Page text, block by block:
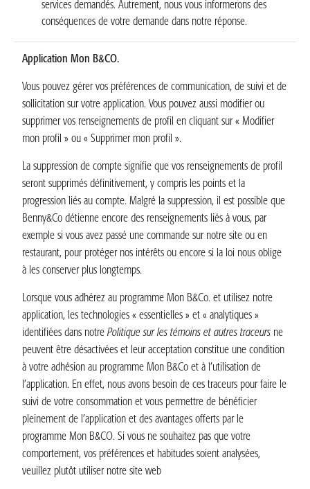
services demandés. Autrement, nous vous informerons des
conséquences de votre demande dans notre réponse.
Application Mon B&CO.
Vous pouvez gérer vos préférences de communication, de suivi et de
sollicitation sur votre application. Vous pouvez aussi modifier ou
supprimer vos renseignements de profil en cliquant sur « Modifier
mon profil » ou « Supprimer mon profil ».
La suppression de compte signifie que vos renseignements de profil
seront supprimés définitivement, y compris les points et la
progression liés au compte. Malgré la suppression, il est possible que
Benny&Co détienne encore des renseignements liés à vous, par
exemple si vous avez passé une commande sur notre site ou en
restaurant, pour protéger nos intérêts ou encore si la loi nous oblige
à les conserver plus longtemps.
Lorsque vous adhérez au programme Mon B&Co. et utilisez notre
application, les technologies « essentielles » et « analytiques »
identifiées dans notre Politique sur les témoins et autres traceurs ne
peuvent être désactivées et leur acceptation constitue une condition
à votre adhésion au programme Mon B&Co et à l’utilisation de
l’application. En effet, nous avons besoin de ces traceurs pour faire le
suivi de votre consommation et vous permettre de bénéficier
pleinement de l’application et des avantages offerts par le
programme Mon B&CO. Si vous ne souhaitez pas que votre
comportement, vos préférences et habitudes soient analysées,
veuillez plutôt utiliser notre site web